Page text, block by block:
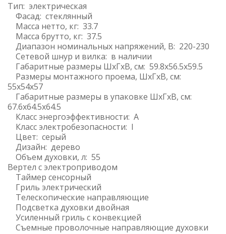
Тип: электрическая
Фасад: стеклянный
Масса нетто, кг: 33.7
Масса брутто, кг: 37.5
Диапазон номинальных напряжений, В: 220-230
Сетевой шнур и вилка: в наличии
Габаритные размеры ШхГхВ, см: 59.8х56.5х59.5
Размеры монтажного проема, ШхГхВ, см:
55x54x57
Габаритные размеры в упаковке ШхГхВ, см:
67.6x64.5x64.5
Класс энергоэффективности: A
Класс электробезопасности: I
Цвет: серый
Дизайн: дерево
Объем духовки, л: 55
Вертел с электроприводом
Таймер сенсорный
Гриль электрический
Телескопические направляющие
Подсветка духовки двойная
Усиленный гриль с конвекцией
Съемные проволочные направляющие духовки